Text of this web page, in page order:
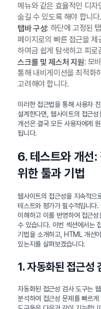
메뉴와 같은 효율적인 디
숨길 수 있도록 해야 합니다.
탭바 구성: 하단에 고정된
페이지로의 빠른 접근을 제
하여금 쉽게 탐색하고 피로
스크롤 및 제스처 지원: 모
통해 내비게이션을 최적화
고려해야 합니다.
이러한 접근법을 통해 사용자
설계한다면, 웹사이트의 접근
개선은 결국 모든 사용자에게
됩니다.
6. 테스트와 개선:
위한 툴과 기법
웹사이트의 접근성을 지속적으
테스트와 평가가 필수적입니다
이해하고 이를 반영하여 접근
수 있습니다. 이번 섹션에서는
기법을 소개하고, HTML 개선
있는지를 살펴보겠습니다.
1. 자동화된 접근성
자동화된 접근성 검사 도구는
분석하여 접근성 문제를 빠르